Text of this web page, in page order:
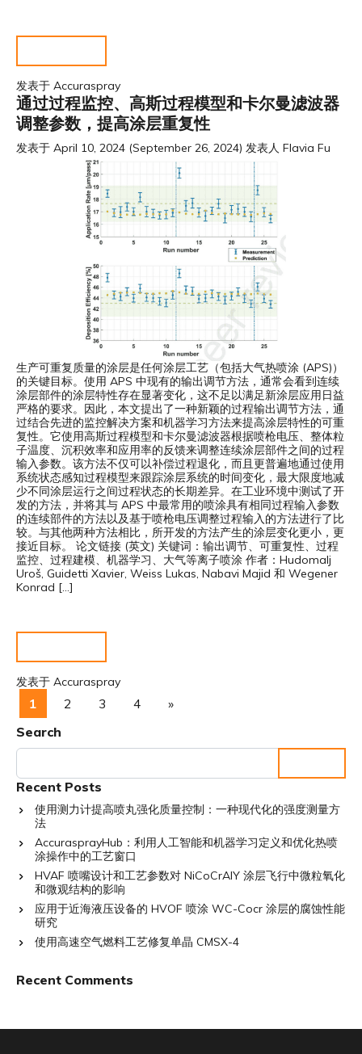
发表于 Accuraspray
通过过程监控、高斯过程模型和卡尔曼滤波器
调整参数，提高涂层重复性
发表于 April 10, 2024 (September 26, 2024) 发表人 Flavia Fu
生产可重复质量的涂层是任何涂层工艺（包括大气热喷涂 (APS)）
的关键目标。使用 APS 中现有的输出调节方法，通常会看到连续
涂层部件的涂层特性存在显著变化，这不足以满足新涂层应用日益
严格的要求。因此，本文提出了一种新颖的过程输出调节方法，通
过结合先进的监控解决方案和机器学习方法来提高涂层特性的可重
复性。它使用高斯过程模型和卡尔曼滤波器根据喷枪电压、整体粒
子温度、沉积效率和应用率的反馈来调整连续涂层部件之间的过程
输入参数。该方法不仅可以补偿过程退化，而且更普遍地通过使用
系统状态感知过程模型来跟踪涂层系统的时间变化，最大限度地减
少不同涂层运行之间过程状态的长期差异。在工业环境中测试了开
发的方法，并将其与 APS 中最常用的喷涂具有相同过程输入参数
的连续部件的方法以及基于喷枪电压调整过程输入的方法进行了比
较。与其他两种方法相比，所开发的方法产生的涂层变化更小，更
接近目标。 论文链接 (英文) 关键词：输出调节、可重复性、过程
监控、过程建模、机器学习、大气等离子喷涂 作者：Hudomalj
Uroš, Guidetti Xavier, Weiss Lukas, Nabavi Majid 和 Wegener
Konrad […]
发表于 Accuraspray
文章导航
1 2 3 4
»
Search
Search for:
Recent Posts
使用测力计提高喷丸强化质量控制：一种现代化的强度测量方
法
AccurasprayHub：利用人工智能和机器学习定义和优化热喷
涂操作中的工艺窗口
HVAF 喷嘴设计和工艺参数对 NiCoCrAlY 涂层飞行中微粒氧化
和微观结构的影响
应用于近海液压设备的 HVOF 喷涂 WC-Cocr 涂层的腐蚀性能
研究
使用高速空气燃料工艺修复单晶 CMSX-4
Recent Comments